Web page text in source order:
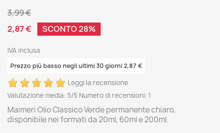
3,99 €
2,87 €
SCONTO 28%
IVA inclusa
Prezzo più basso negli ultimi 30 giorni 2,87 €
Leggi la recensione
Valutazione media: 5/5 Numero di recensioni: 1
Maimeri Olio Classico Verde permanente chiaro,
disponibile nei formati da 20ml, 60ml e 200ml.